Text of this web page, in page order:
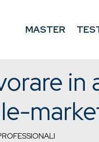
MASTER